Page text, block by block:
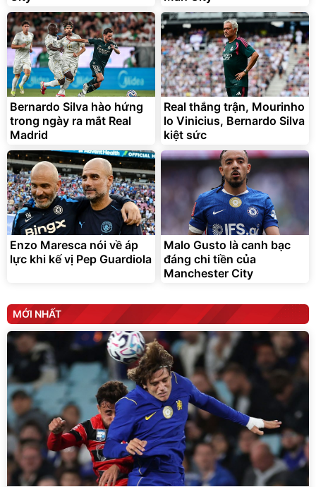
Bernardo Silva hào hứng
trong ngày ra mắt Real
Madrid
Real thắng trận, Mourinho
lo Vinicius, Bernardo Silva
kiệt sức
Enzo Maresca nói về áp
lực khi kế vị Pep Guardiola
Malo Gusto là canh bạc
đáng chi tiền của
Manchester City
MỚI NHẤT